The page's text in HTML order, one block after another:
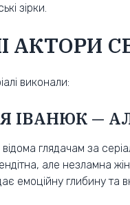
зірки.
АКТОРИ
виконали:
ІВАНЮК —
глядачам за
але незламна
емоційну глибину та